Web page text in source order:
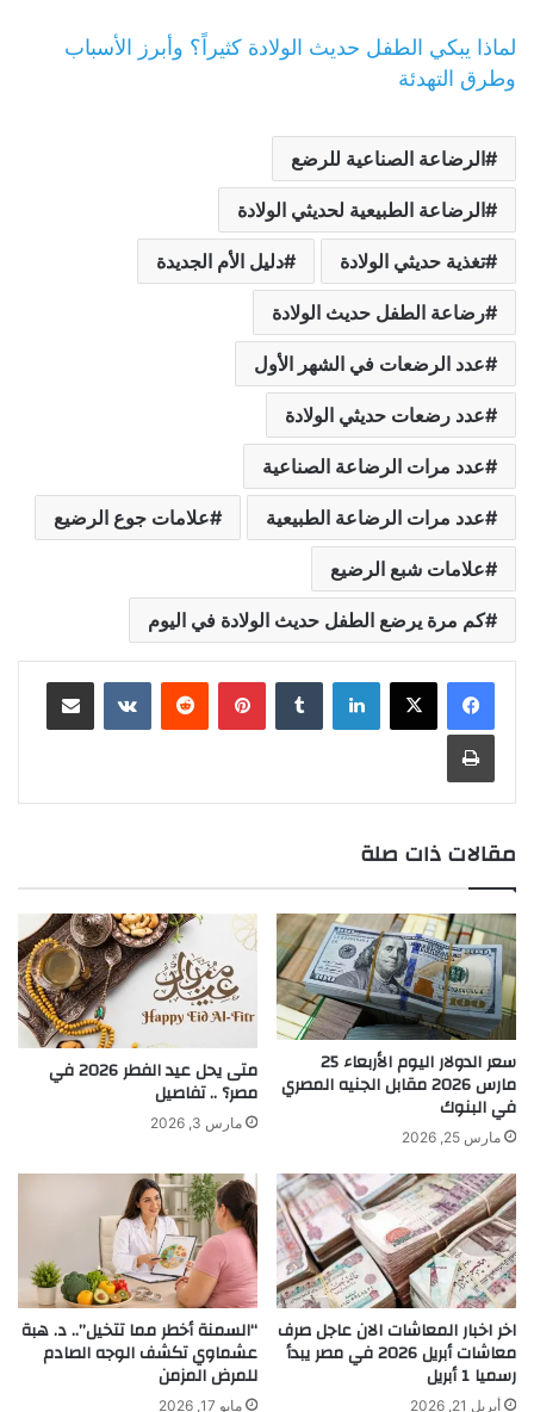
لماذا يبكي الطفل حديث الولادة كثيراً؟ وأبرز الأسباب
وطرق التهدئة
الرضاعة الصناعية للرضع
الرضاعة الطبيعية لحديثي الولادة
تغذية حديثي الولادة دليل الأم الجديدة
رضاعة الطفل حديث الولادة
عدد الرضعات في الشهر الأول
عدد رضعات حديثي الولادة
عدد مرات الرضاعة الصناعية
عدد مرات الرضاعة الطبيعية علامات جوع الرضيع
علامات شبع الرضيع
كم مرة يرضع الطفل حديث الولادة في اليوم
لينكدإن بينتيريست مشاركة عبر البريد
طباعة
مقالات ذات صلة
سعر الدولار اليوم الأربعاء 25
مارس 2026 مقابل الجنيه المصري
في البنوك
مارس 25, 2026
متى يحل عيد الفطر 2026 في
مصر؟ .. تفاصيل
مارس 3, 2026
اخر اخبار المعاشات الان عاجل صرف
معاشات أبريل 2026 في مصر يبدأ
رسميا 1 أبريل
أبريل 21, 2026
“السمنة أخطر مما تتخيل”.. د. هبة
عشماوي تكشف الوجه الصادم
للمرض المزمن
مايو 17, 2026